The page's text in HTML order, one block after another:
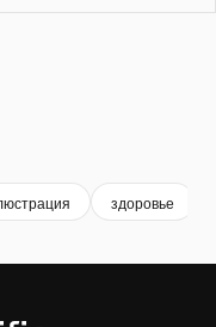
здоровье